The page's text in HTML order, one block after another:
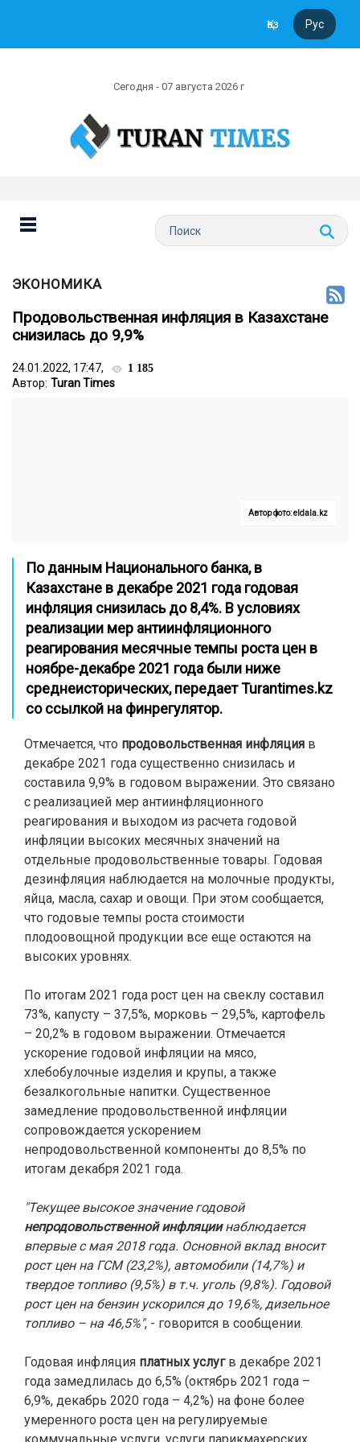
Қаз Рус
Сегодня - 07 августа 2026 г
ЭКОНОМИКА
Продовольственная инфляция в Казахстане
снизилась до 9,9%
24.01.2022, 17:47, 1 185
Автор: Turan Times
Автор фото: eldala.kz
По данным Национального банка, в
Казахстане в декабре 2021 года годовая
инфляция снизилась до 8,4%. В условиях
реализации мер антиинфляционного
реагирования месячные темпы роста цен в
ноябре-декабре 2021 года были ниже
среднеисторических, передаетTurantimes.kz
со ссылкой на финрегулятор.
Отмечается, что продовольственная инфляция в
декабре 2021 года существенно снизилась и
составила 9,9% в годовом выражении. Это связано
с реализацией мер антиинфляционного
реагирования и выходом из расчета годовой
инфляции высоких месячных значений на
отдельные продовольственные товары. Годовая
дезинфляция наблюдается на молочные продукты,
яйца, масла, сахар и овощи. При этом сообщается,
что годовые темпы роста стоимости
плодоовощной продукции все еще остаются на
высоких уровнях.
По итогам 2021 года рост цен на свеклу составил
73%, капусту – 37,5%, морковь – 29,5%, картофель
– 20,2% в годовом выражении. Отмечается
ускорение годовой инфляции на мясо,
хлебобулочные изделия и крупы, а также
безалкогольные напитки. Существенное
замедление продовольственной инфляции
сопровождается ускорением
непродовольственной компоненты до 8,5% по
итогам декабря 2021 года.
"Текущее высокое значение годовой
непродовольственной инфляциинаблюдается
впервые с мая 2018 года. Основной вклад вносит
рост цен на ГСМ (23,2%), автомобили (14,7%) и
твердое топливо (9,5%) в т.ч. уголь (9,8%). Годовой
рост цен на бензин ускорился до 19,6%, дизельное
топливо – на 46,5%", - говорится в сообщении.
Годовая инфляция платных услугв декабре 2021
года замедлилась до 6,5% (октябрь 2021 года –
6,9%, декабрь 2020 года – 4,2%) на фоне более
умеренного роста цен на регулируемые